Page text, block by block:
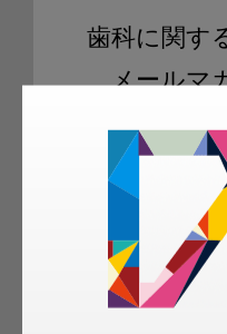
歯科に関す
メールマ
ご登録いただい
科衛生士、歯科
容のメールマガ